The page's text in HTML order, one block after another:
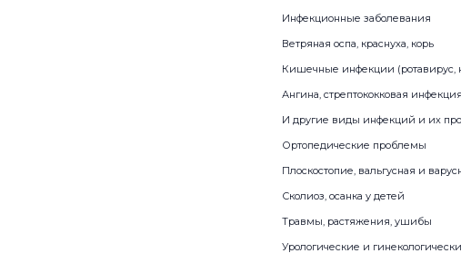
Инфекционные заболевания
Ветряная оспа, краснуха, корь
Кишечные инфекции (ротавирус,
Ангина, стрептококковая инфекция
И другие виды инфекций и их
Ортопедические проблемы
Плоскостопие, вальгусная и
Сколиоз, осанка у детей
Травмы, растяжения, ушибы
Урологические и